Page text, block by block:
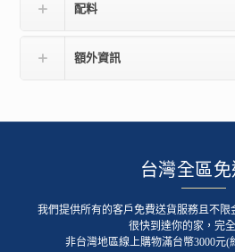
配料
額外資訊
台灣全區
我們提供所有的客戶免費送貨服務且不
很快到達你的家，完
非台灣地區線上購物滿台幣3000元(